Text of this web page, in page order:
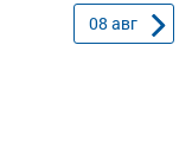
08 авг